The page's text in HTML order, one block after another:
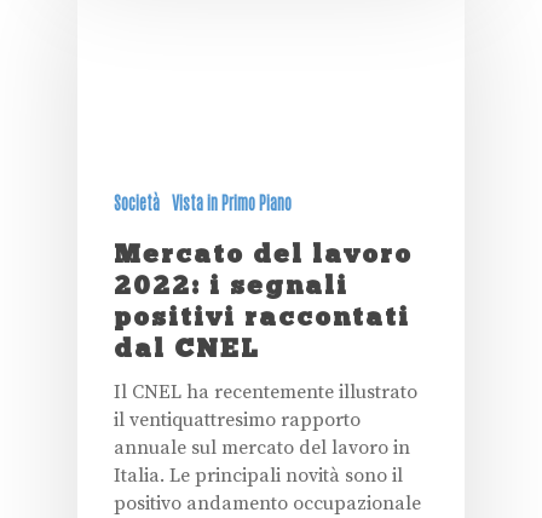
Società Vista in Primo Piano
Mercato del lavoro
2022: i segnali
positivi raccontati
dal CNEL
Il CNEL ha recentemente illustrato
il ventiquattresimo rapporto
annuale sul mercato del lavoro in
Italia. Le principali novità sono il
positivo andamento occupazionale